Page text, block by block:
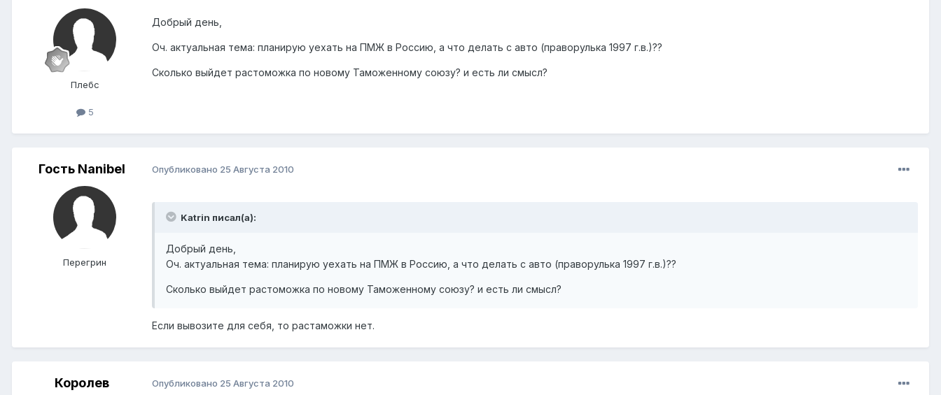
Плебс
5
Добрый день,
Оч. актуальная тема: планирую уехать на ПМЖ в Россию, а что делать с авто (праворулька 1997 г.в.)??
Сколько выйдет растоможка по новому Таможенному союзу? и есть ли смысл?
Гость Nanibel
Перегрин
Опубликовано 25 Августа 2010
Katrin писал(а):
Добрый день,
Оч. актуальная тема: планирую уехать на ПМЖ в Россию, а что делать с авто (праворулька 1997 г.в.)??
Сколько выйдет растоможка по новому Таможенному союзу? и есть ли смысл?
Если вывозите для себя, то растаможки нет.
Королев Опубликовано 25 Августа 2010